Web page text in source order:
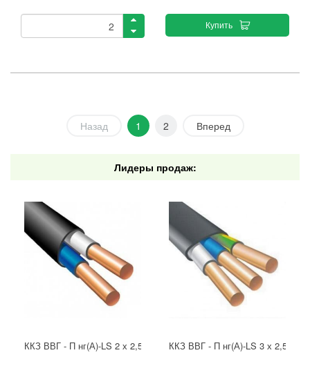
Купить
Назад 1 2 Вперед
Лидеры продаж:
ККЗ ВВГ - П нг(А)-LS 2 х 2,5 ГОСТ ККЗ ВВГ - П нг(А)-LS 3 х 2,5